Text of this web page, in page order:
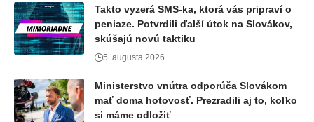
Takto vyzerá SMS-ka, ktorá vás pripraví o
peniaze. Potvrdili ďalší útok na Slovákov,
skúšajú novú taktiku
5. augusta 2026
Ministerstvo vnútra odporúča Slovákom
mať doma hotovosť. Prezradili aj to, koľko
si máme odložiť